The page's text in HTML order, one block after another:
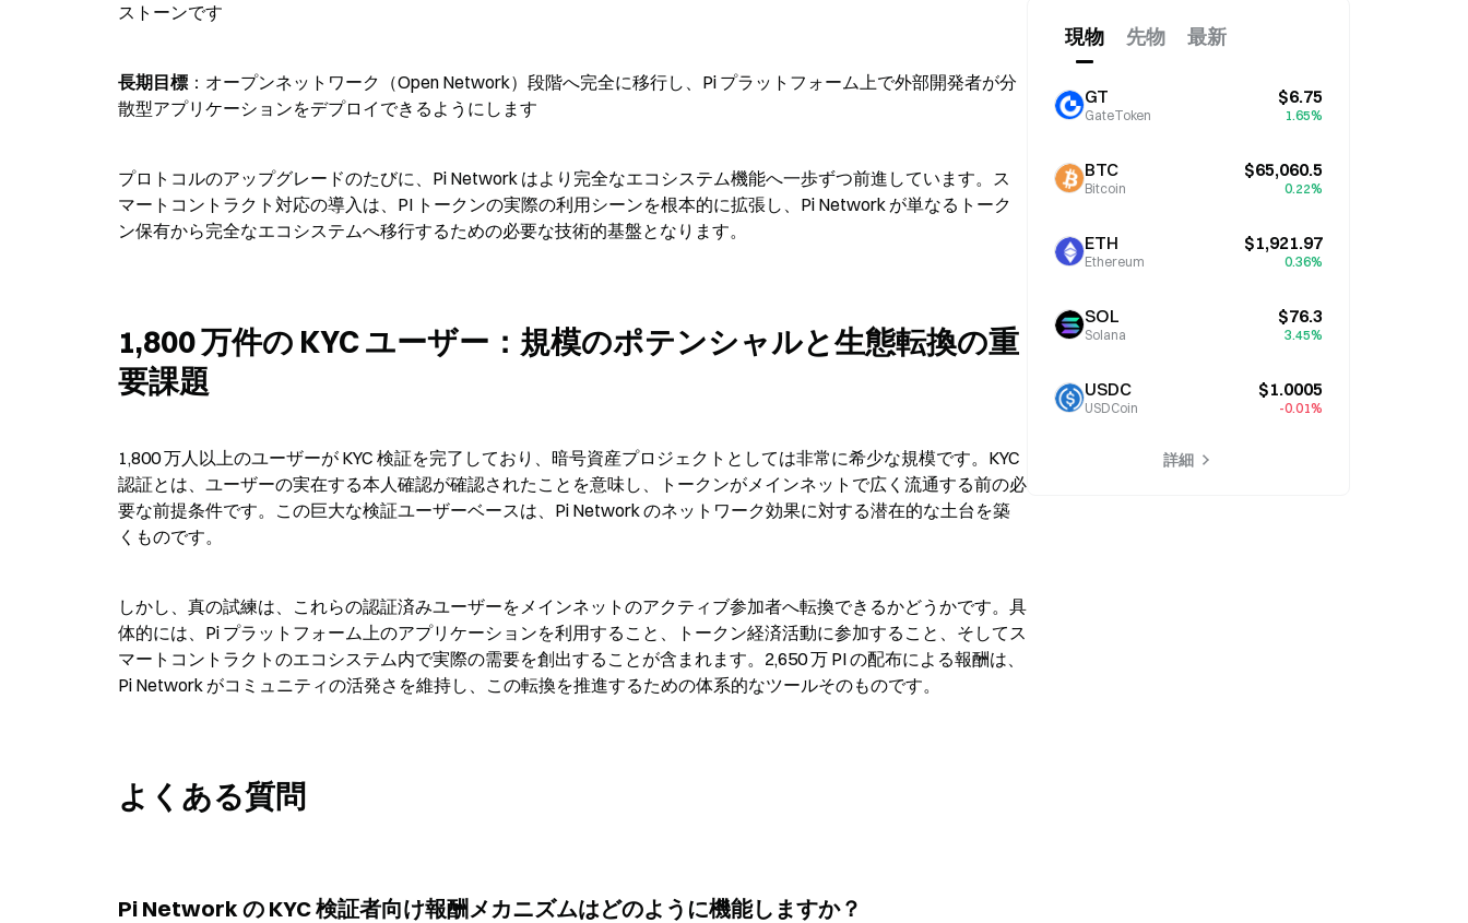
ストーンです
長期目標 ：オープンネットワーク（Open Network）段階へ完全に移行し、Pi プラットフォーム上で外部開発者が分
散型アプリケーションをデプロイできるようにします
プロトコルのアップグレードのたびに、Pi Network はより完全なエコシステム機能へ一歩ずつ前進しています。ス
マートコントラクト対応の導入は、PI トークンの実際の利用シーンを根本的に拡張し、Pi Network が単なるトーク
ン保有から完全なエコシステムへ移行するための必要な技術的基盤となります。
1,800 万件の KYC ユーザー：規模のポテンシャルと生態転換の重
要課題
1,800 万人以上のユーザーが KYC 検証を完了しており、暗号資産プロジェクトとしては非常に希少な規模です。KYC
認証とは、ユーザーの実在する本人確認が確認されたことを意味し、トークンがメインネットで広く流通する前の必
要な前提条件です。この巨大な検証ユーザーベースは、Pi Network のネットワーク効果に対する潜在的な土台を築
くものです。
しかし、真の試練は、これらの認証済みユーザーをメインネットのアクティブ参加者へ転換できるかどうかです。具
体的には、Pi プラットフォーム上のアプリケーションを利用すること、トークン経済活動に参加すること、そしてス
マートコントラクトのエコシステム内で実際の需要を創出することが含まれます。2,650 万 PI の配布による報酬は、
Pi Network がコミュニティの活発さを維持し、この転換を推進するための体系的なツールそのものです。
よくある質問
Pi Network の KYC 検証者向け報酬メカニズムはどのように機能しますか？
現物 先物 最新
GT
GateToken
$6.75
1.65%
BTC
Bitcoin
$65,060.5
0.22%
ETH
Ethereum
$1,921.97
0.36%
SOL
Solana
$76.3
3.45%
USDC
USDCoin
$1.0005
-0.01%
詳細